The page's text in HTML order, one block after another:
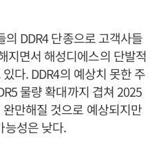
DDR4 단종으로 고객사들
지면서 해성디에스의 단발적
다. DDR4의 예상치 못한 주
물량 확대까지 겹쳐 2025
만해질 것으로 예상되지만
능성은 낮다.